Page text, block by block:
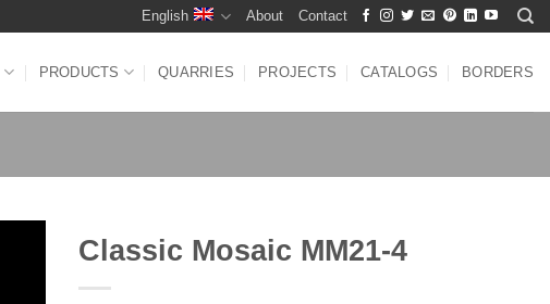
English About Contact
PRODUCTS QUARRIES PROJECTS CATALOGS BORDERS
Classic Mosaic MM21-4